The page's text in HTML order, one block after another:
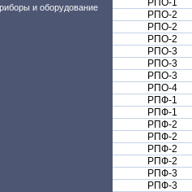
и оборудование
РПО-1
РПО-2
РПО-2
РПО-2
РПО-3
РПО-3
РПО-3
РПО-4
РПФ-1
РПФ-1
РПФ-2
РПФ-2
РПФ-2
РПФ-2
РПФ-3
РПФ-3